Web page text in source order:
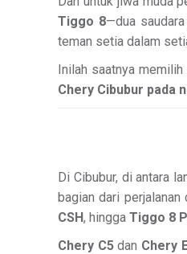
Tiggo 8—dua
teman setia dalam
Inilah saatnya
Chery Cibubur pada
Di Cibubur, di antara
bagian dari perjalanan
CSH, hingga Tiggo 8
Chery C5dan Chery